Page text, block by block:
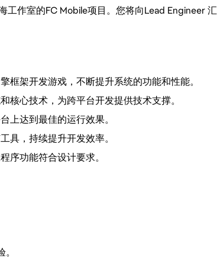
工作室的FC Mobile项目。您将向Lead Engineer 汇
框架开发游戏，不断提升系统的功能和性能。
核心技术，为跨平台开发提供技术支撑。
上达到最佳的运行效果。
具，持续提升开发效率。
序功能符合设计要求。